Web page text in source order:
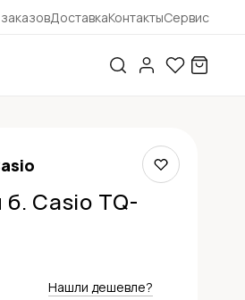
ДоставкаКонтактыСервис
Casio TQ-
Нашли дешевле?